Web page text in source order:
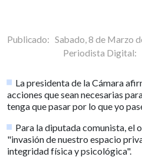
Publicado: Sabado, 8 de Marzo
Periodista Digital:
La presidenta de la Cámara
acciones que sean necesarias
tenga que pasar por lo que yo
Para la diputada comunista, el
"invasión de nuestro espacio
integridad física y psicológica".